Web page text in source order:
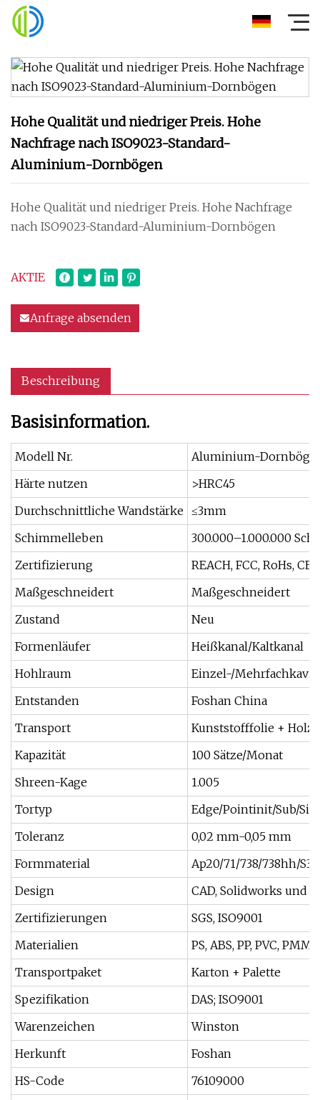
Hohe Qualität und niedriger Preis. Hohe
Nachfrage nach ISO9023-Standard-
Aluminium-Dornbögen
Hohe Qualität und niedriger Preis. Hohe Nachfrage
nach ISO9023-Standard-Aluminium-Dornbögen
AKTIE
Anfrage absenden
Beschreibung
Basisinformation.
Modell Nr.
Aluminium-
Härte nutzen
>HRC45
Durchschnittliche Wandstärke ≤3mm
Schimmelleben
300.000–1.000.000
Zertifizierung
REACH, FCC, RoHs, CE
Maßgeschneidert
Maßgeschneidert
Zustand
Neu
Formenläufer
Heißkanal/Kaltkanal
Hohlraum
Einzel-/
Entstanden
Foshan China
Transport
Kunststofffolie +
Kapazität
100 Sätze/Monat
Shreen-Kage
1.005
Tortyp
Edge/Pointinit/Sub/
Toleranz
0,02 mm-0,05 mm
Formmaterial
Ap20/71/738/738hh/
Design
CAD, Solidworks und
Zertifizierungen
SGS, ISO9001
Materialien
PS, ABS, PP, PVC,
Transportpaket
Karton + Palette
Spezifikation
DAS; ISO9001
Warenzeichen
Winston
Herkunft
Foshan
HS-Code
76109000